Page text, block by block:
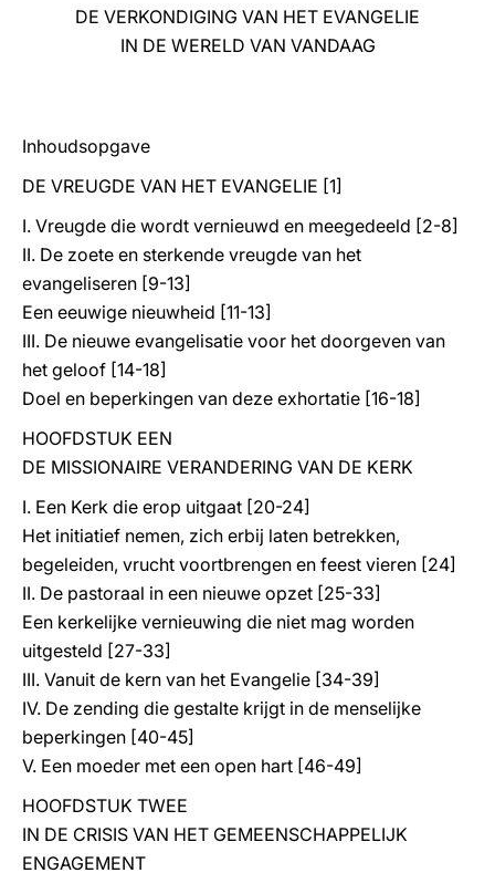
DE VERKONDIGING VAN HET EVANGELIE
IN DE WERELD VAN VANDAAG
Inhoudsopgave
DE VREUGDE VAN HET EVANGELIE [1]
I. Vreugde die wordt vernieuwd en meegedeeld [2-8]
II. De zoete en sterkende vreugde van het
evangeliseren [9-13]
Een eeuwige nieuwheid [11-13]
III. De nieuwe evangelisatie voor het doorgeven van
het geloof [14-18]
Doel en beperkingen van deze exhortatie [16-18]
HOOFDSTUK EEN
DE MISSIONAIRE VERANDERING VAN DE KERK
I. Een Kerk die erop uitgaat [20-24]
Het initiatief nemen, zich erbij laten betrekken,
begeleiden, vrucht voortbrengen en feest vieren [24]
II. De pastoraal in een nieuwe opzet [25-33]
Een kerkelijke vernieuwing die niet mag worden
uitgesteld [27-33]
III. Vanuit de kern van het Evangelie [34-39]
IV. De zending die gestalte krijgt in de menselijke
beperkingen [40-45]
V. Een moeder met een open hart [46-49]
HOOFDSTUK TWEE
IN DE CRISIS VAN HET GEMEENSCHAPPELIJK
ENGAGEMENT